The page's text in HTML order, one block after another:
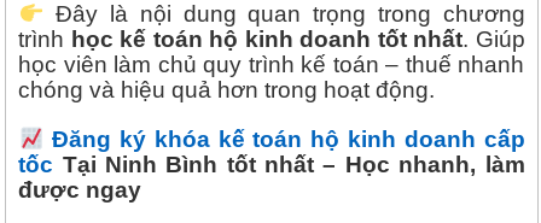
Đây là nội dung quan trọng trong chương
trình học kế toán hộ kinh doanh tốt nhất. Giúp
học viên làm chủ quy trình kế toán – thuế nhanh
chóng và hiệu quả hơn trong hoạt động.
Đăng ký khóa kế toán hộ kinh doanh cấp
tốc Tại Ninh Bình tốt nhất – Học nhanh, làm
được ngay